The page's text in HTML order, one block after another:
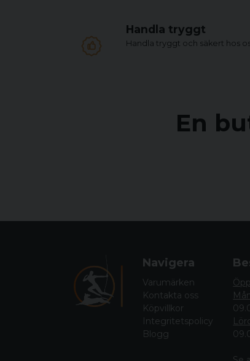
Handla tryggt
Handla tryggt och säkert hos
En
Sedan sommaren 2021 drivs
Vi har gott om personal som
Navigera
Varumärken
Kontakta oss
Köpvillkor
Integritetspolicy
Blogg